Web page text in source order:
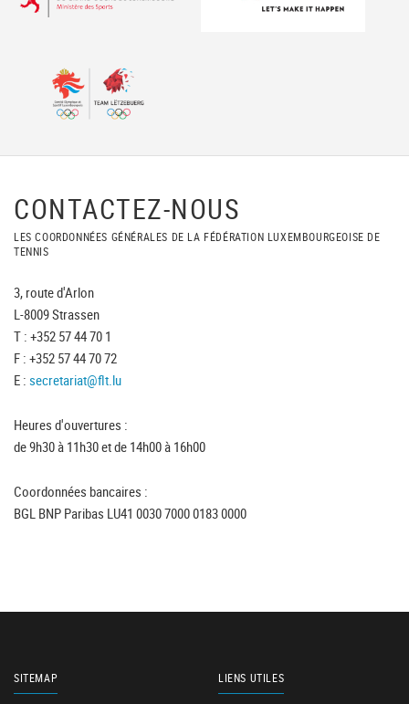
CONTACTEZ-NOUS
LES COORDONNÉES GÉNÉRALES DE LA FÉDÉRATION LUXEMBOURGEOISE DE
TENNIS
3, route d'Arlon
L-8009 Strassen
T : +352 57 44 70 1
F : +352 57 44 70 72
E : secretariat@flt.lu
Heures d'ouvertures :
de 9h30 à 11h30 et de 14h00 à 16h00
Coordonnées bancaires :
BGL BNP Paribas LU41 0030 7000 0183 0000
SITEMAP LIENS UTILES